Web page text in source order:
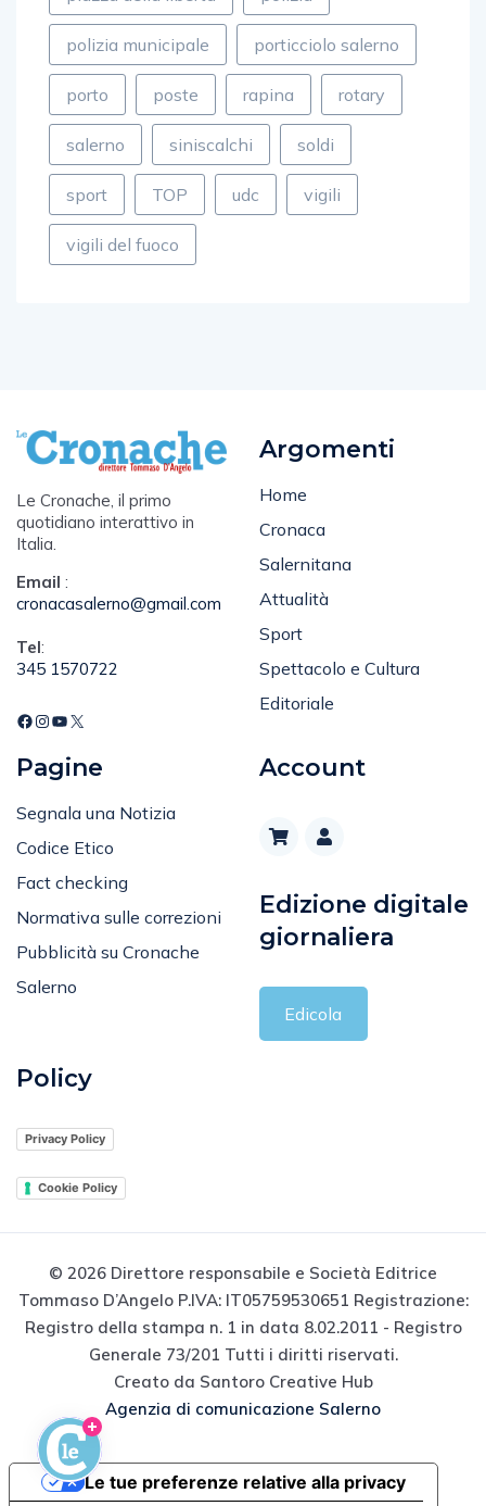
polizia municipale porticciolo salerno
porto poste rapina rotary
salerno siniscalchi soldi
sport TOP udc vigili
vigili del fuoco
Le Cronache, il primo
quotidiano interattivo in
Italia.
Email :
cronacasalerno@gmail.com
Tel:
345 1570722
Argomenti
Home
Cronaca
Salernitana
Attualità
Sport
Spettacolo e Cultura
Editoriale
Pagine
Segnala una Notizia
Codice Etico
Fact checking
Normativa sulle correzioni
Pubblicità su Cronache
Salerno
Account
Edizione digitale
giornaliera
Edicola
Policy
Privacy Policy
Cookie Policy
© 2026 Direttore responsabile e Società Editrice
Tommaso D’Angelo P.IVA: IT05759530651 Registrazione:
Registro della stampa n. 1 in data 8.02.2011 - Registro
Generale 73/201 Tutti i diritti riservati.
Creato da Santoro Creative Hub
Agenzia di comunicazione Salerno
Le tue preferenze relative alla privacy